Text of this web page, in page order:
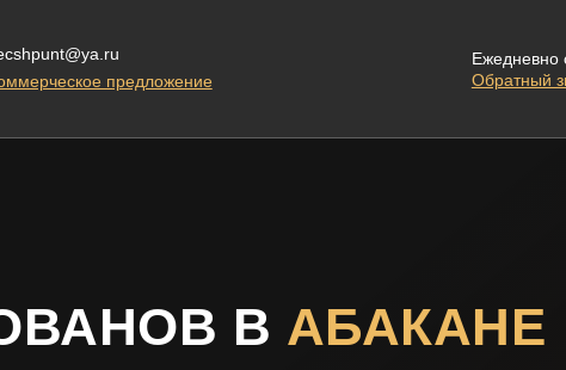
предложение
Ежедневно
Обратный
В АБАКАНЕ